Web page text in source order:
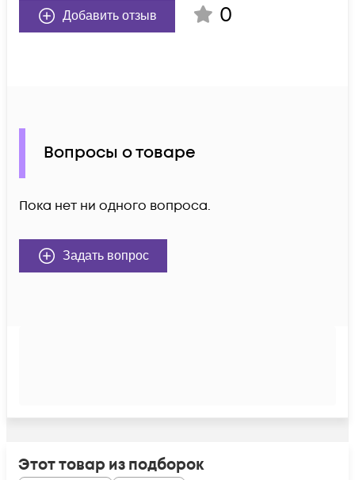
Добавить отзыв 0
Вопросы о товаре
Пока нет ни одного вопроса.
Задать вопрос
Этот товар из подборок